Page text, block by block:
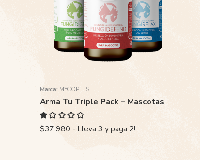
Marca: MYCOPETS
Arma Tu Triple Pack – Mascotas
$37.980 - Lleva 3 y paga 2!